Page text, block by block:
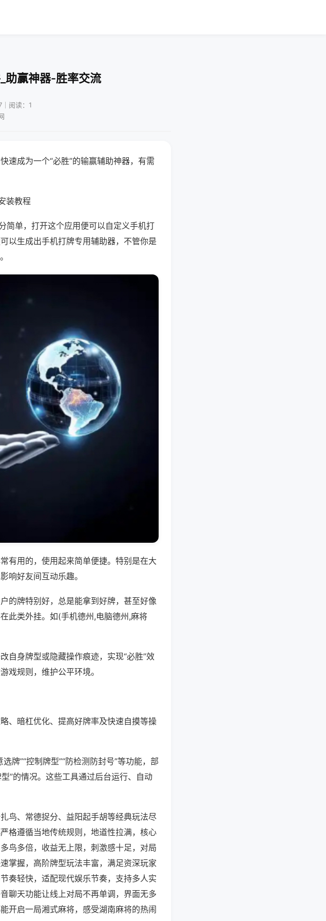
助赢神器-胜率交流
阅读：1
速成为一个“必胜”的输赢辅助神器，有需
装教程
简单，打开这个应用便可以自定义手机打
以生成出手机打牌专用辅助器，不管你是
有用的，使用起来简单便捷。特别是在大
响好友间互动乐趣。
的牌特别好，总是能拿到好牌，甚至好像
此类外挂。如(手机德州,电脑德州,麻将
自身牌型或隐藏操作痕迹，实现“必胜”效
戏规则，维护公平环境。
、暗杠优化、提高好牌率及快速自摸等操
牌”“控制牌型”“防检测防封号”等功能，部
”的情况。这些工具通过后台运行、自动
鸟、常德捉分、益阳起手胡等经典玩法尽
格遵循当地传统规则，地道性拉满，核心
鸟多倍，收益无上限，刺激感十足，对局
掌握，高阶牌型玩法丰富，满足资深玩家
奏轻快，适配现代娱乐节奏，支持多人实
聊天功能让线上对局不再单调，界面无多
开启一局湘式麻将，感受湖南麻将的热闹